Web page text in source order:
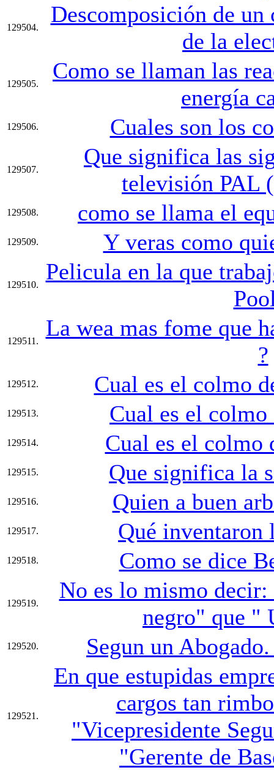
129504.
Descomposición de un
de la
129505.
Como se llaman las
energía
129506. Cuales son los
129507.
Que significa las
televisión PAL
129508. como se llama el
129509. Y veras como
129510.
Pelicula en la que
129511.
La wea mas fome que
?
129512. Cual es el colmo
129513. Cual es el
129514. Cual es el
129515. Que significa la
129516. Quien a buen
129517. Qué inventaron
129518. Como se dice
129519.
No es lo mismo
negro" que "
129520. Segun un
129521.
En que estupidas
cargos tan
"Vicepresidente
"Gerente de